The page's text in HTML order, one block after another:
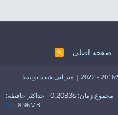
صفحه اصلی
R
©تمامی حقوق برای ایران وب ادمین محفوظ است ®2016 - 2022 | میزبانی شده توسط
مجموع زمان 0.2033s
حداکثر حافظه
8.96MB